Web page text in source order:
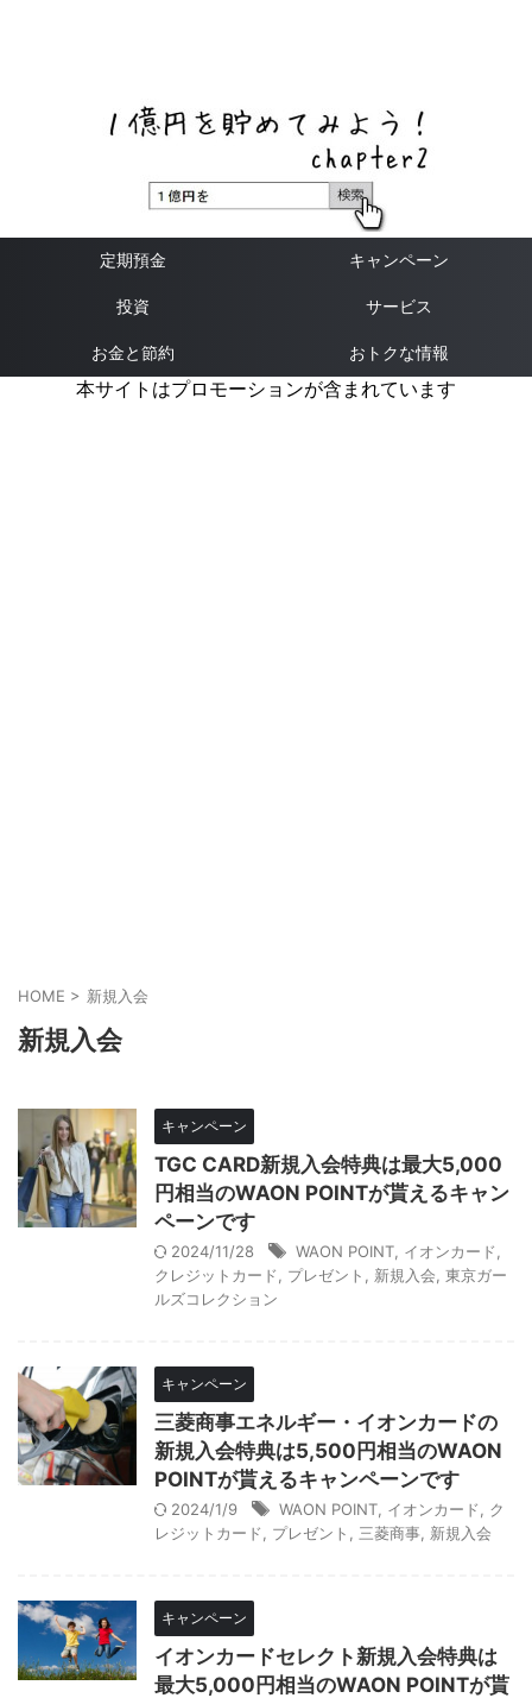
定期預金 キャンペーン
投資 サービス
お金と節約 おトクな情報
本サイトはプロモーションが含まれています
HOME > 新規入会
新規入会
キャンペーン
TGC CARD新規入会特典は最大5,000
円相当のWAON POINTが貰えるキャン
ペーンです
2024/11/28 WAON POINT イオンカード
クレジットカード
プレゼント 新規入会 東京ガー
ルズコレクション
キャンペーン
三菱商事エネルギー・イオンカードの
新規入会特典は5,500円相当のWAON
POINTが貰えるキャンペーンです
2024/1/9 WAON POINT イオンカード
ク
レジットカード
プレゼント 三菱商事 新規入会
キャンペーン
イオンカードセレクト新規入会特典は
最大5,000円相当のWAON POINTが貰